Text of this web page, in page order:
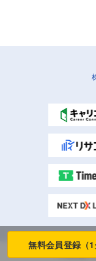
Copyright
無料会員登録（1